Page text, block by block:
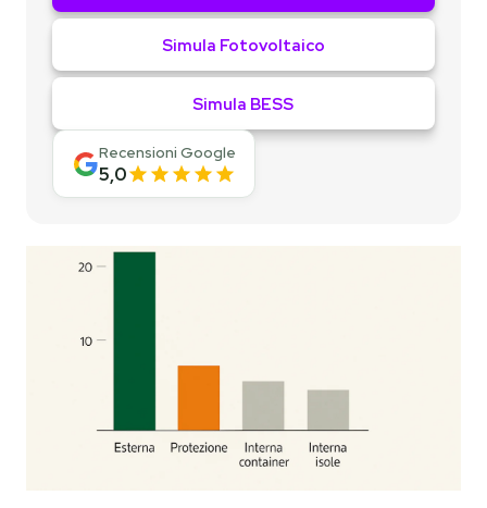
Simula Fotovoltaico
Simula BESS
Recensioni Google
5,0